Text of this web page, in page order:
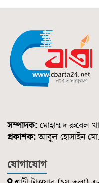
সম্পাদক: মোহাম্মদ রুবেল
প্রকাশক:আবুল হোসাইন
যোগাযোগ